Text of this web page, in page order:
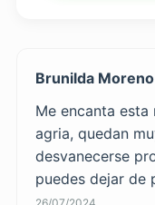
Brunilda Moreno
Me encanta
agria, quedan
desvanecerse
puedes dejar de